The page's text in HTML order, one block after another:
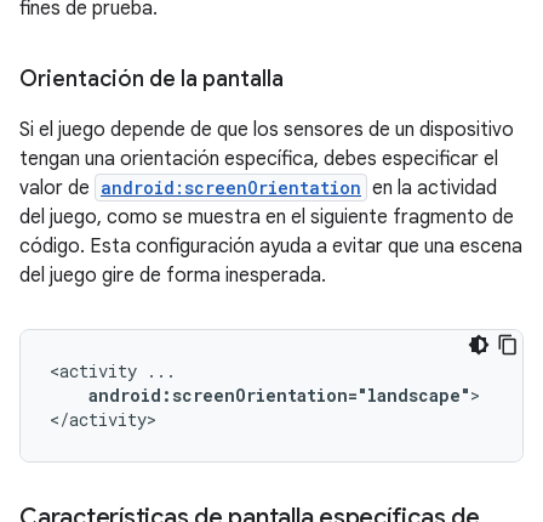
fines de prueba.
Orientación de la pantalla
Si el juego depende de que los sensores de un dispositivo
tengan una orientación específica, debes especificar el
valor de android:screenOrientation en la actividad
del juego, como se muestra en el siguiente fragmento de
código. Esta configuración ayuda a evitar que una escena
del juego gire de forma inesperada.
<activity
android:screenOrientation="landscape">
</activity>